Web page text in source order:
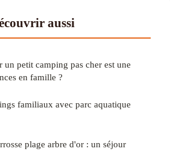
aussi
un petit camping pas cher est une
en famille ?
familiaux avec parc aquatique
plage arbre d'or : un séjour